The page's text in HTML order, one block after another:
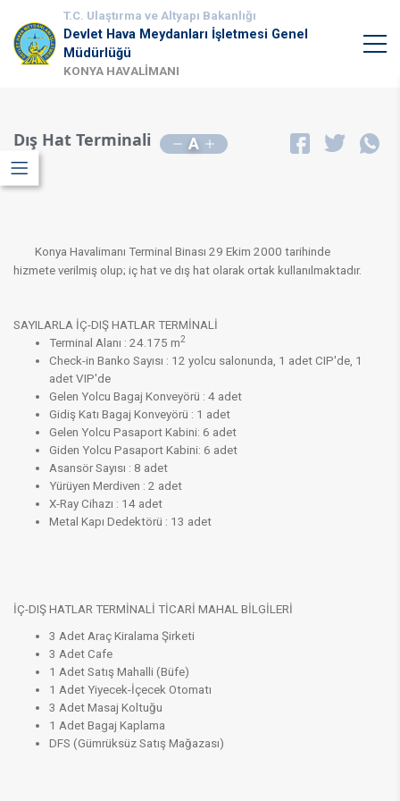
T.C. Ulaştırma ve Altyapı Bakanlığı
Devlet Hava Meydanları İşletmesi Genel
Müdürlüğü
KONYA HAVALİMANI
Dış Hat Terminali A
Konya Havalimanı Terminal Binası 29 Ekim 2000 tarihinde
hizmete verilmiş olup; iç hat ve dış hat olarak ortak kullanılmaktadır.
SAYILARLA İÇ-DIŞ HATLAR TERMİNALİ
Terminal Alanı : 24.175 m2
Check-in Banko Sayısı : 12 yolcu salonunda, 1 adet CIP'de, 1
adet VIP'de
Gelen Yolcu Bagaj Konveyörü : 4 adet
Gidiş Katı Bagaj Konveyörü : 1 adet
Gelen Yolcu Pasaport Kabini: 6 adet
Giden Yolcu Pasaport Kabini: 6 adet
Asansör Sayısı : 8 adet
Yürüyen Merdiven : 2 adet
X-Ray Cihazı : 14 adet
Metal Kapı Dedektörü : 13 adet
İÇ-DIŞ HATLAR TERMİNALİ TİCARİ MAHAL BİLGİLERİ
3 Adet Araç Kiralama Şirketi
3 Adet Cafe
1 Adet Satış Mahalli (Büfe)
1 Adet Yiyecek-İçecek Otomatı
3 Adet Masaj Koltuğu
1 Adet Bagaj Kaplama​​​​​
DFS (Gümrüksüz Satış Mağazası)